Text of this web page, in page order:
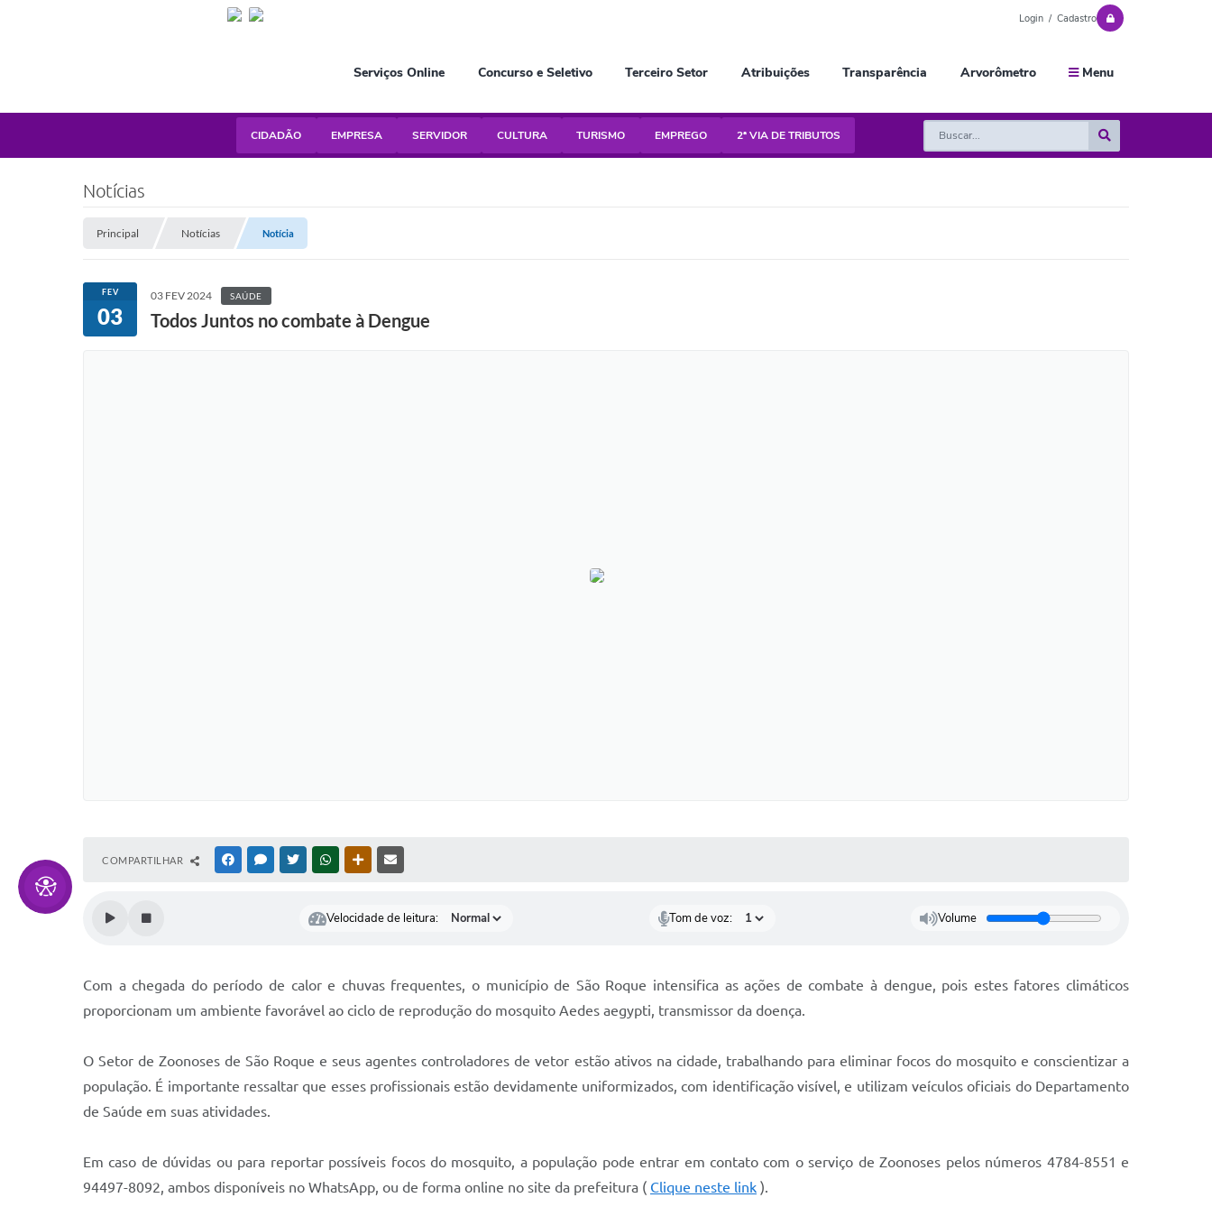
Login / Cadastro
Serviços Online Concurso e Seletivo Terceiro Setor Atribuições Transparência Arvorômetro Menu
CIDADÃO EMPRESA SERVIDOR CULTURA TURISMO EMPREGO 2ª VIA DE TRIBUTOS
Notícias
Principal Notícias Notícia
FEV
03
03 FEV 2024 SAÚDE
Todos Juntos no combate à Dengue
COMPARTILHAR FACEBOOKMESSENGER
TWITTERWHATSAPPOUTRAS MÍDIAS
Velocidade de leitura: Tom de voz: Volume
Com a chegada do período de calor e chuvas frequentes, o município de São Roque intensifica as ações de combate à dengue, pois estes fatores climáticos
proporcionam um ambiente favorável ao ciclo de reprodução do mosquito Aedes aegypti, transmissor da doença.
O Setor de Zoonoses de São Roque e seus agentes controladores de vetor estão ativos na cidade, trabalhando para eliminar focos do mosquito e conscientizar a
população. É importante ressaltar que esses profissionais estão devidamente uniformizados, com identificação visível, e utilizam veículos oficiais do Departamento
de Saúde em suas atividades.
Em caso de dúvidas ou para reportar possíveis focos do mosquito, a população pode entrar em contato com o serviço de Zoonoses pelos números 4784-8551 e
94497-8092, ambos disponíveis no WhatsApp, ou de forma online no site da prefeitura ( Clique neste link ).